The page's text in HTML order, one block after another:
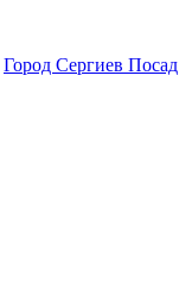
Город Сергиев Посад